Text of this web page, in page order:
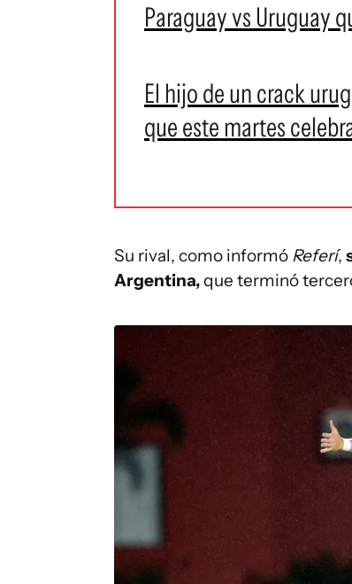
Paraguay vs Uruguay
El hijo de un crack
que este martes
Su rival, como informó Referí,
Argentina,que terminó